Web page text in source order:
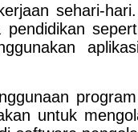
sehari-
untuk